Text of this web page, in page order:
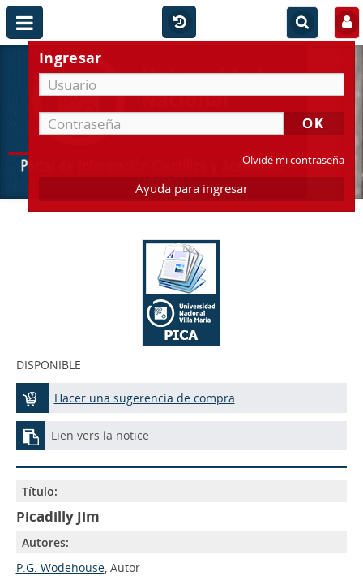
Ingresar
Olvidé mi contraseña
Ayuda para ingresar
DISPONIBLE
Hacer una sugerencia de compra
Lien vers la notice
Título:
Picadilly Jim
Autores:
P.G. Wodehouse, Autor